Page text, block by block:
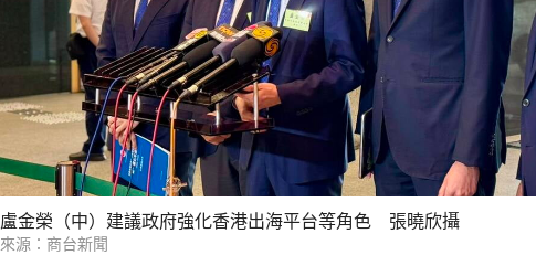
盧金榮（中）建議政府強化香港出海平台等角色 張曉欣攝
來源：商台新聞